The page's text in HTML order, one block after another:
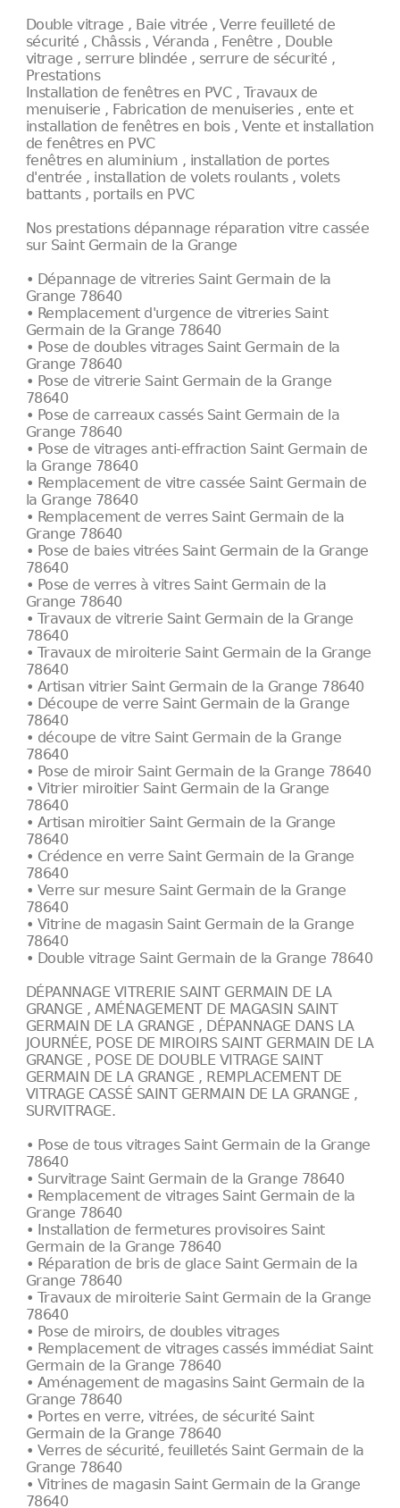
Double vitrage , Baie vitrée , Verre feuilleté de
sécurité , Châssis , Véranda , Fenêtre , Double
vitrage , serrure blindée , serrure de sécurité ,
Prestations
Installation de fenêtres en PVC , Travaux de
menuiserie , Fabrication de menuiseries , ente et
installation de fenêtres en bois , Vente et installation
de fenêtres en PVC
fenêtres en aluminium , installation de portes
d'entrée , installation de volets roulants , volets
battants , portails en PVC
Nos prestations dépannage réparation vitre cassée
sur Saint Germain de la Grange
• Dépannage de vitreries Saint Germain de la
Grange 78640
• Remplacement d'urgence de vitreries Saint
Germain de la Grange 78640
• Pose de doubles vitrages Saint Germain de la
Grange 78640
• Pose de vitrerie Saint Germain de la Grange
78640
• Pose de carreaux cassés Saint Germain de la
Grange 78640
• Pose de vitrages anti-effraction Saint Germain de
la Grange 78640
• Remplacement de vitre cassée Saint Germain de
la Grange 78640
• Remplacement de verres Saint Germain de la
Grange 78640
• Pose de baies vitrées Saint Germain de la Grange
78640
• Pose de verres à vitres Saint Germain de la
Grange 78640
• Travaux de vitrerie Saint Germain de la Grange
78640
• Travaux de miroiterie Saint Germain de la Grange
78640
• Artisan vitrier Saint Germain de la Grange 78640
• Découpe de verre Saint Germain de la Grange
78640
• découpe de vitre Saint Germain de la Grange
78640
• Pose de miroir Saint Germain de la Grange 78640
• Vitrier miroitier Saint Germain de la Grange
78640
• Artisan miroitier Saint Germain de la Grange
78640
• Crédence en verre Saint Germain de la Grange
78640
• Verre sur mesure Saint Germain de la Grange
78640
• Vitrine de magasin Saint Germain de la Grange
78640
• Double vitrage Saint Germain de la Grange 78640
DÉPANNAGE VITRERIE SAINT GERMAIN DE LA
GRANGE , AMÉNAGEMENT DE MAGASIN SAINT
GERMAIN DE LA GRANGE , DÉPANNAGE DANS LA
JOURNÉE, POSE DE MIROIRS SAINT GERMAIN DE LA
GRANGE , POSE DE DOUBLE VITRAGE SAINT
GERMAIN DE LA GRANGE , REMPLACEMENT DE
VITRAGE CASSÉ SAINT GERMAIN DE LA GRANGE ,
SURVITRAGE.
• Pose de tous vitrages Saint Germain de la Grange
78640
• Survitrage Saint Germain de la Grange 78640
• Remplacement de vitrages Saint Germain de la
Grange 78640
• Installation de fermetures provisoires Saint
Germain de la Grange 78640
• Réparation de bris de glace Saint Germain de la
Grange 78640
• Travaux de miroiterie Saint Germain de la Grange
78640
• Pose de miroirs, de doubles vitrages
• Remplacement de vitrages cassés immédiat Saint
Germain de la Grange 78640
• Aménagement de magasins Saint Germain de la
Grange 78640
• Portes en verre, vitrées, de sécurité Saint
Germain de la Grange 78640
• Verres de sécurité, feuilletés Saint Germain de la
Grange 78640
• Vitrines de magasin Saint Germain de la Grange
78640